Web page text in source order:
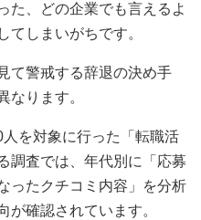
た、どの企業でも言えるよ
てしまいがちです。
て警戒する辞退の決め手
なります。
を対象に行った「転職活
調査では、年代別に「応募
ったクチコミ内容」を分析
が確認されています。